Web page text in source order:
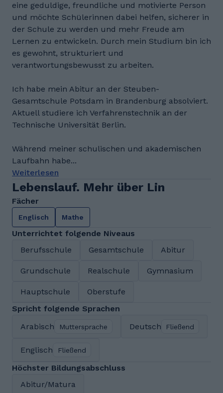
eine geduldige, freundliche und motivierte Person
und möchte Schülerinnen dabei helfen, sicherer in
der Schule zu werden und mehr Freude am
Lernen zu entwickeln. Durch mein Studium bin ich
es gewohnt, strukturiert und
verantwortungsbewusst zu arbeiten.
Ich habe mein Abitur an der Steuben-
Gesamtschule Potsdam in Brandenburg absolviert.
Aktuell studiere ich Verfahrenstechnik an der
Technische Universität Berlin.
Während meiner schulischen und akademischen
Laufbahn habe...
Weiterlesen
Lebenslauf. Mehr über Lin
Fächer
Englisch Mathe
Unterrichtet folgende Niveaus
Berufsschule
Gesamtschule Abitur
Grundschule Realschule Gymnasium
Hauptschule
Oberstufe
Spricht folgende Sprachen
Arabisch
Muttersprache Deutsch Fließend
Englisch Fließend
Höchster Bildungsabschluss
Abitur/Matura